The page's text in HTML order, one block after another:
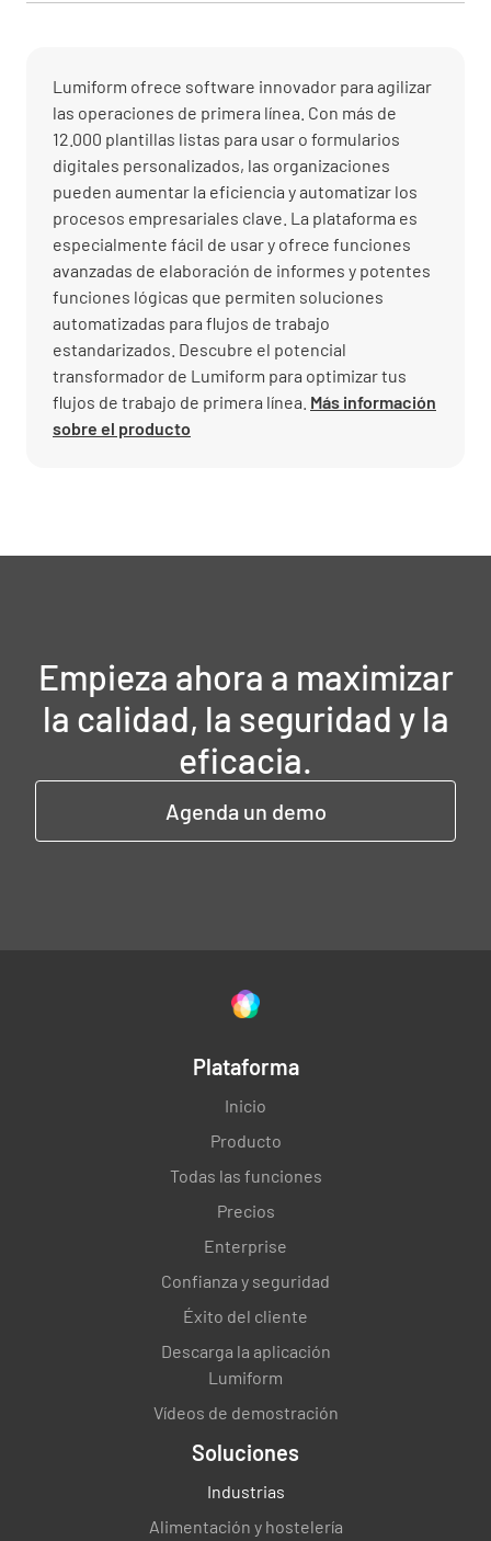
Lumiform ofrece software innovador para agilizar
las operaciones de primera línea. Con más de
12.000 plantillas listas para usar o formularios
digitales personalizados, las organizaciones
pueden aumentar la eficiencia y automatizar los
procesos empresariales clave. La plataforma es
especialmente fácil de usar y ofrece funciones
avanzadas de elaboración de informes y potentes
funciones lógicas que permiten soluciones
automatizadas para flujos de trabajo
estandarizados. Descubre el potencial
transformador de Lumiform para optimizar tus
flujos de trabajo de primera línea. Más información
sobre el producto
Empieza ahora a maximizar
la calidad, la seguridad y la
eficacia.
Agenda un demo
Plataforma
Inicio
Producto
Todas las funciones
Precios
Enterprise
Confianza y seguridad
Éxito del cliente
Descarga la aplicación
Lumiform
Vídeos de demostración
Soluciones
Industrias
Alimentación y hostelería